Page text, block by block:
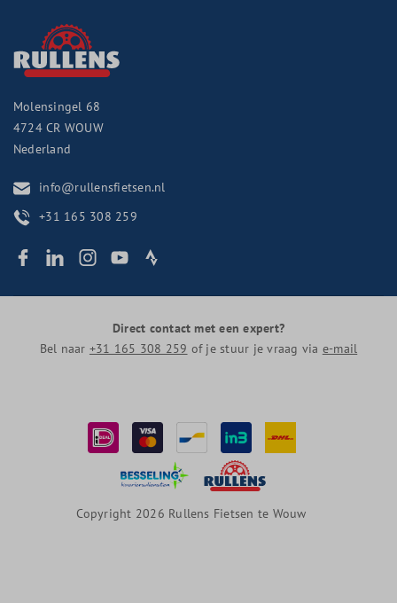
Molensingel 68
4724 CR WOUW
Nederland
info@rullensfietsen.nl
+31 165 308 259
Direct contact met een expert?
Bel naar +31 165 308 259 of je stuur je vraag via e-mail
Copyright 2026 Rullens Fietsen te Wouw